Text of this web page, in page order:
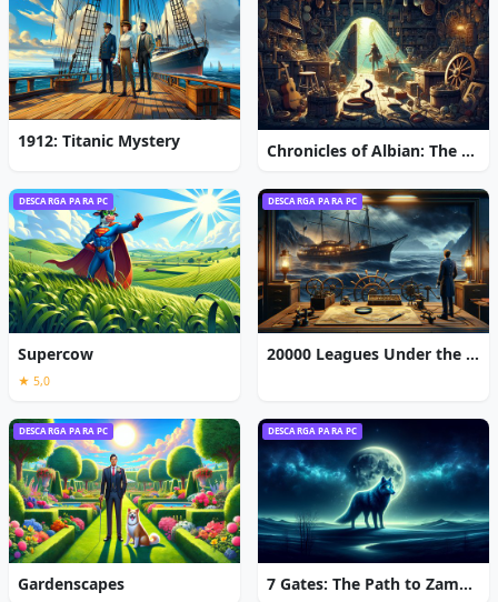
1912: Titanic Mystery Chronicles of Albian: The Magic Convention
DESCARGA PARA PC
Supercow
★ 5,0
DESCARGA PARA PC
20000 Leagues Under the Sea: Captain Nemo
DESCARGA PARA PC
Gardenscapes
DESCARGA PARA PC
7 Gates: The Path to Zamolxes